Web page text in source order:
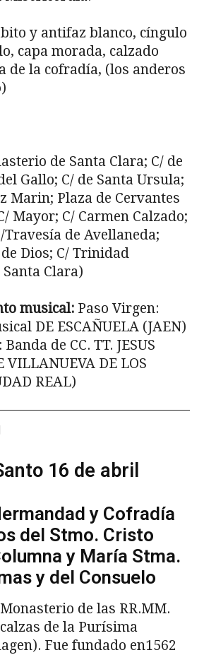
y antifaz blanco, cíngulo
capa morada, calzado
de la cofradía, (los anderos
de Santa Clara; C/ de
Gallo; C/ de Santa Ursula;
Marin; Plaza de Cervantes
Mayor; C/ Carmen Calzado;
Travesía de Avella­neda;
Dios; C/ Trinidad
Clara)
musical: Paso Virgen:
DE ESCAÑUELA (JAEN)
de CC. TT. JESUS
VILLANUEVA DE LOS
REAL)
16 de abril
y Cofradía
del Stmo. Cristo
y María Stma.
y del Consuelo
Monasterio de las RR.MM.
de la Purí­sima
Fue fundado en1562